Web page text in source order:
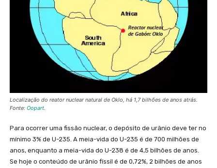
Localização do reator nuclear natural de Oklo, há 1,7 bilhões de anos atrás.
Fonte: Oopart.
Para ocorrer uma fissão nuclear, o depósito de urânio deve ter no
mínimo 3% de U-235. A meia-vida do U-235 é de 700 milhões de
anos, enquanto a meia-vida do U-238 é de 4,5 bilhões de anos.
Se hoje o conteúdo de urânio físsil é de 0,72%, 2 bilhões de anos